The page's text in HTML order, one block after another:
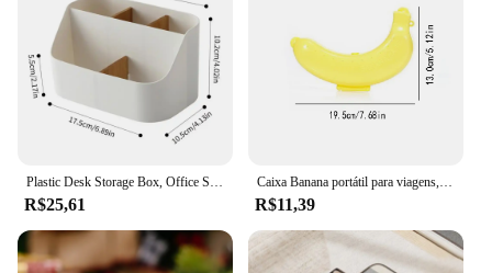
Plastic Desk Storage Box, Office Supplies Box, Makeup Cosmetic Desktop Organizer, Dividing Box for Living Room
R$25,61
Caixa Banana portátil para viagens, caixa de armazenamento de frutas, forma de banana plástica, estojo protetor ao ar livre, 3 cores
R$11,39